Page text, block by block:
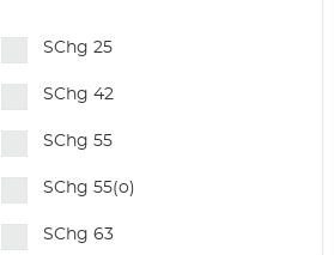
Колеса и ролики для
гидравлических тележек
Колеса для складского
оборудования
Колеса для строительных
лесов
SChg 25
SChg 42
SChg 55
SChg 55(o)
SChg 63